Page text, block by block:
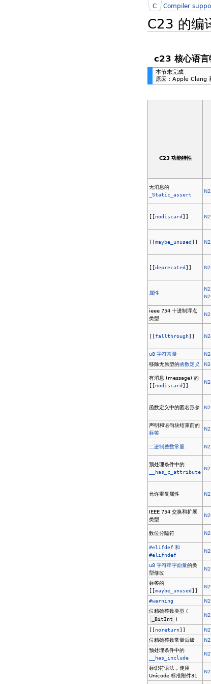
C23 的编
C Compiler
c23 核心语言
本节未完成
原因：Apple Clang
C23 功能特性
无消息的
_Static_assert
[[nodiscard]]
[[maybe_unused]]
[[deprecated]]
属性
ieee 754 十进制浮点
类型
[[fallthrough]]
u8 字符常量
移除无原型的函数定义
有消息 (message) 的
[[nodiscard]]
函数定义中的匿名形参
声明和语句块结束前的
标签
二进制整数常量
预处理条件中的
__has_c_attribute
允许重复属性
IEEE 754 交换和扩展
类型
数位分隔符
#elifdef 和
#elifndef
u8 字符串字面量的类
型修改
标签的
[[maybe_unused]]
#warning
位精确整数类型 (
_BitInt )
[[noreturn]]
位精确整数常量后缀
预处理条件中的
__has_include
标识符语法，使用
Unicode 标准附件31